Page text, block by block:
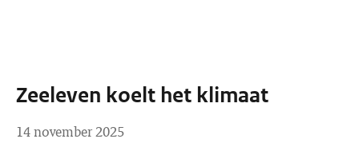
Zeeleven koelt het klimaat
14 november 2025